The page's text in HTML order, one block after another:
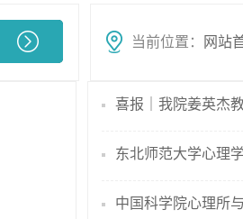
当前位置： 网站
喜报｜我院姜英杰
东北师范大学心理
中国科学院心理所